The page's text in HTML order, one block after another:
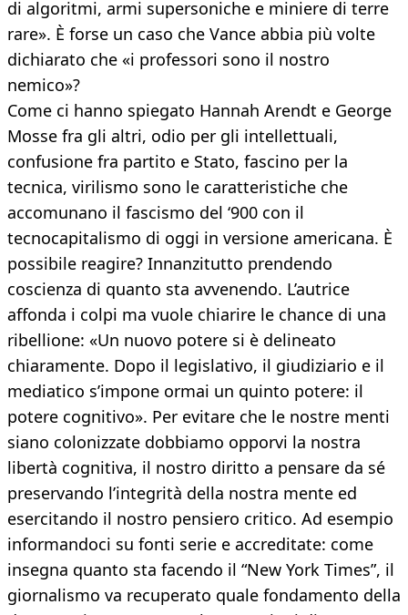
di algoritmi, armi supersoniche e miniere di terre
rare». È forse un caso che Vance abbia più volte
dichiarato che «i professori sono il nostro
nemico»?
Come ci hanno spiegato Hannah Arendt e George
Mosse fra gli altri, odio per gli intellettuali,
confusione fra partito e Stato, fascino per la
tecnica, virilismo sono le caratteristiche che
accomunano il fascismo del ‘900 con il
tecnocapitalismo di oggi in versione americana. È
possibile reagire? Innanzitutto prendendo
coscienza di quanto sta avvenendo. L’autrice
affonda i colpi ma vuole chiarire le chance di una
ribellione: «Un nuovo potere si è delineato
chiaramente. Dopo il legislativo, il giudiziario e il
mediatico s’impone ormai un quinto potere: il
potere cognitivo». Per evitare che le nostre menti
siano colonizzate dobbiamo opporvi la nostra
libertà cognitiva, il nostro diritto a pensare da sé
preservando l’integrità della nostra mente ed
esercitando il nostro pensiero critico. Ad esempio
informandoci su fonti serie e accreditate: come
insegna quanto sta facendo il “New York Times”, il
giornalismo va recuperato quale fondamento della